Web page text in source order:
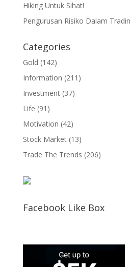
Hiking Untuk Sihat!
Pengurusan Risiko Dalam
Categories
Gold (142)
Information (211)
Investment(37)
Life (91)
Motivation (42)
Stock Market(13)
Trade The Trends (206)
Facebook Like Box